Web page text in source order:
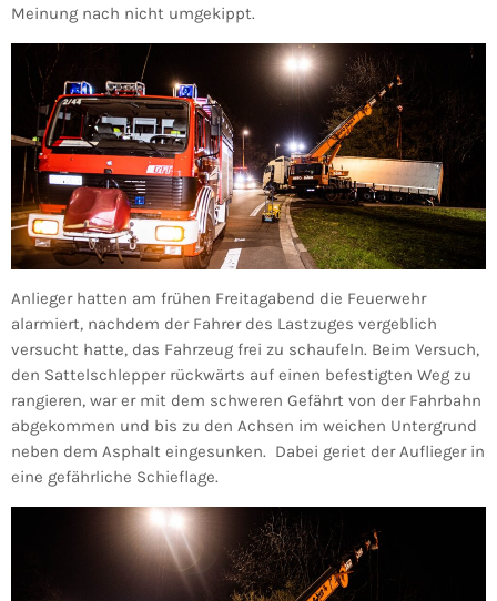
Meinung nach nicht umgekippt.
Anlieger hatten am frühen Freitagabend die Feuerwehr
alarmiert, nachdem der Fahrer des Lastzuges vergeblich
versucht hatte, das Fahrzeug frei zu schaufeln. Beim Versuch,
den Sattelschlepper rückwärts auf einen befestigten Weg zu
rangieren, war er mit dem schweren Gefährt von der Fahrbahn
abgekommen und bis zu den Achsen im weichen Untergrund
neben dem Asphalt eingesunken. Dabei geriet der Auflieger in
eine gefährliche Schieflage.